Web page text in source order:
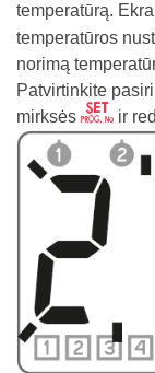
temperatūrą.
temperatūros
norimą
Patvirtinkite
mirksės z ir